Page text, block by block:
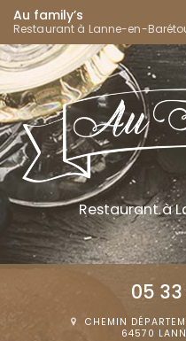
Aller
au
contenu
principal
Au family’s
Restaurant à Lanne-en-
Restaurantà
05
CHEMIN
64570